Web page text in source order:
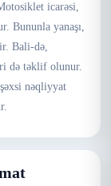
icarəsi,
Bununla yanaşı,
Bali-də,
də təklif olunur.
nəqliyyat